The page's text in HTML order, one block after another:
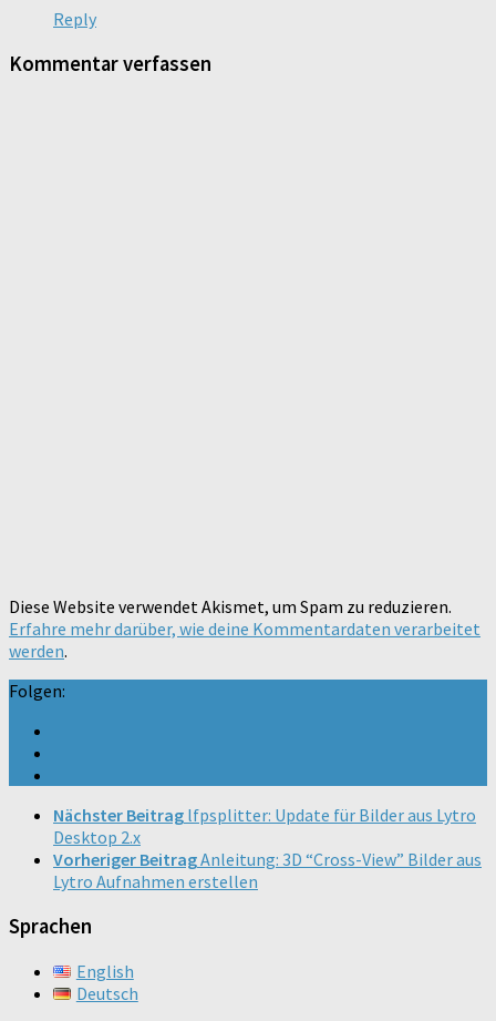
Reply
Kommentar verfassen
Diese Website verwendet Akismet, um Spam zu reduzieren.
Erfahre mehr darüber, wie deine Kommentardaten verarbeitet
werden.
Folgen:
Nächster Beitrag lfpsplitter: Update für Bilder aus Lytro
Desktop 2.x
Vorheriger BeitragAnleitung: 3D “Cross-View” Bilder aus
Lytro Aufnahmen erstellen
Sprachen
English
Deutsch